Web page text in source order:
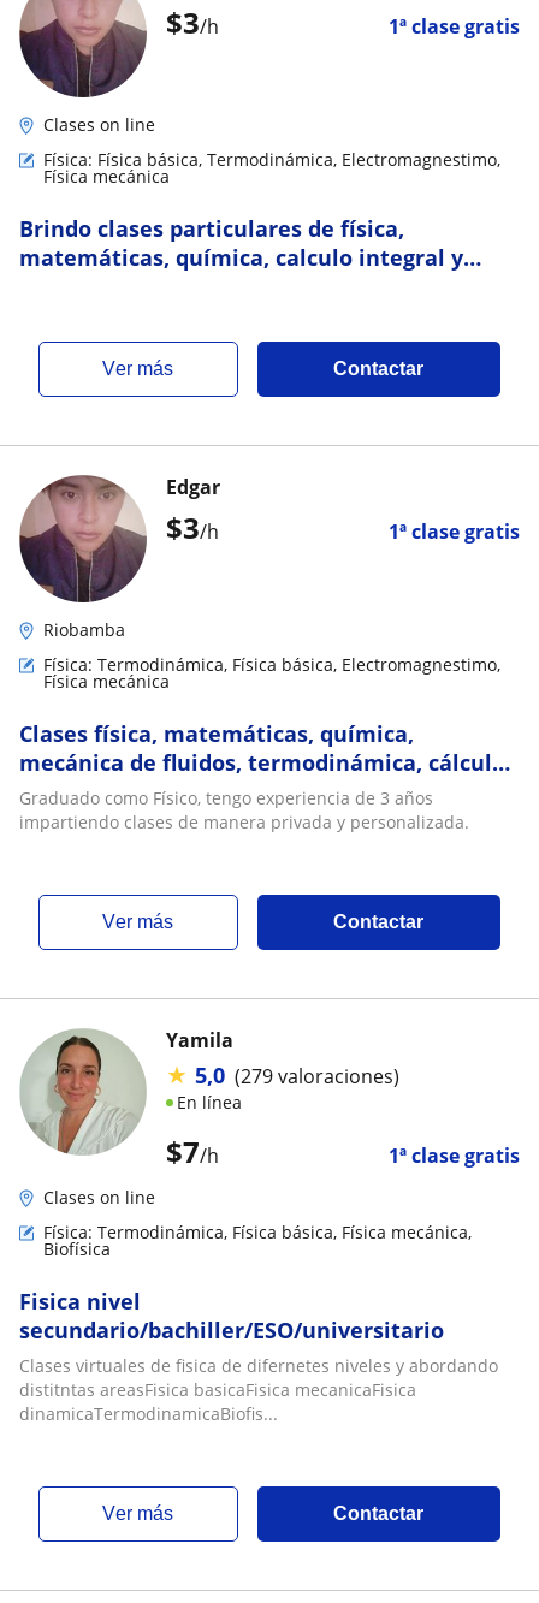
$3/h 1ª clase gratis
Clases on line
Física: Física básica, Termodinámica, Electromagnestimo,
Física mecánica
Brindo clases particulares de física,
matemáticas, química, calculo integral y
ver más Contactar
$3/h 1ª clase gratis
Edgar
Riobamba
Física: Termodinámica, Física básica, Electromagnestimo,
Física mecánica
Clases física, matemáticas, química,
mecánica de fluidos, termodinámica, cálculo
integral y diferencial e inglés básico
Graduado como Físico, tengo experiencia de 3 años
impartiendo clases de manera privada y personalizada.
ver más Contactar
$7/h 1ª clase gratis
Yamila
★ 5,0 (279 valoraciones)
En línea
Clases on line
Física: Termodinámica, Física básica, Física mecánica,
Biofísica
Fisica nivel
secundario/bachiller/ESO/universitario
Clases virtuales de fisica de difernetes niveles y abordando
distitntas areasFisica basicaFisica mecanicaFisica
dinamicaTermodinamicaBiofis...
ver más Contactar